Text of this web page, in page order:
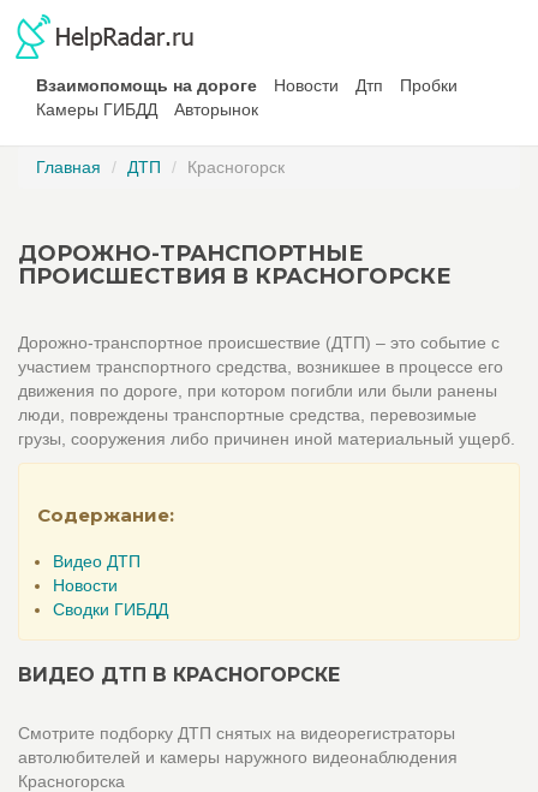
Взаимопомощь на дороге Новости Дтп
Пробки
Камеры ГИБДД
Авторынок
Главная ДТП Красногорск
ДОРОЖНО-ТРАНСПОРТНЫЕ
ПРОИСШЕСТВИЯ В КРАСНОГОРСКЕ
Дорожно-транспортное происшествие (ДТП) – это событие с
участием транспортного средства, возникшее в процессе его
движения по дороге, при котором погибли или были ранены
люди, повреждены транспортные средства, перевозимые
грузы, сооружения либо причинен иной материальный ущерб.
Содержание:
Видео ДТП
Новости
Сводки ГИБДД
ВИДЕО ДТП В КРАСНОГОРСКЕ
Смотрите подборку ДТП снятых на видеорегистраторы
автолюбителей и камеры наружного видеонаблюдения
Красногорска